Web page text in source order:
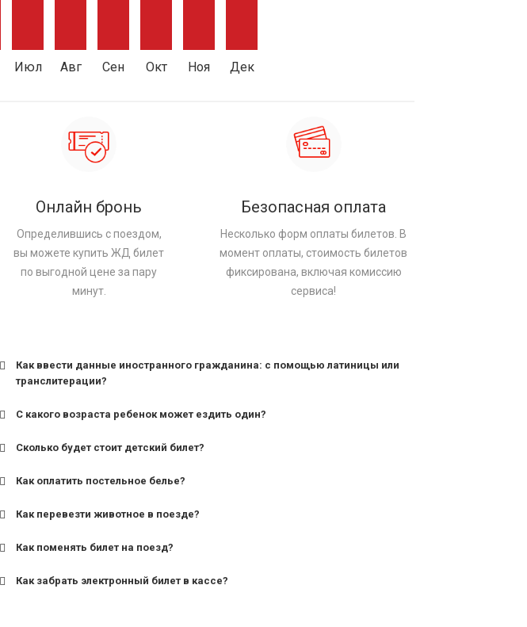
Июл Авг Сен Окт Ноя Дек
Онлайн бронь
Определившись с поездом,
вы можете купить ЖД билет
по выгодной цене за пару
минут.
Безопасная оплата
Несколько форм оплаты билетов. В
момент оплаты, стоимость билетов
фиксирована, включая комиссию
сервиса!
Как ввести данные иностранного гражданина: с помощью латиницы или
транслитерации?
С какого возраста ребенок может ездить один?
для поездов дальнего следования — от 10 лет и старше;
Сколько будет стоит детский билет?
Как оплатить постельное белье?
Как перевезти животное в поезде?
Как поменять билет на поезд?
Как забрать электронный билет в кассе?